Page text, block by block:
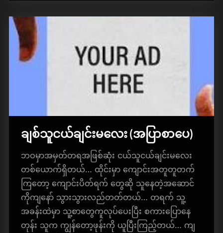
ချစ်သူငယ်ချင်းမလေး (အပြာစာပေ)​
ဘဝမှာအမှတ်တရအဖြစ်ဆုံး ငယ်သူငယ်ချင်းမလေး
တစ်ယောက်ရှိတယ်… ထိုင်းမှာ ကျောင်းအတူတူတက်
ကြတော့ ကျောင်းပိတ်ရက် တွေဆို သူနေတဲ့အဆောင်
ကိုကျနော် သွားသွားလည်တတ်တယ်… တရက် သူ့
အခန်းထဲမှာ သူ့စာတွေကူလုပ်ပေးပြီး စကားပြောနေ
တုန်း သူက ကျွန်တော့ဖုန်းကို ယူပြီးကြည့်တယ်… ကျ